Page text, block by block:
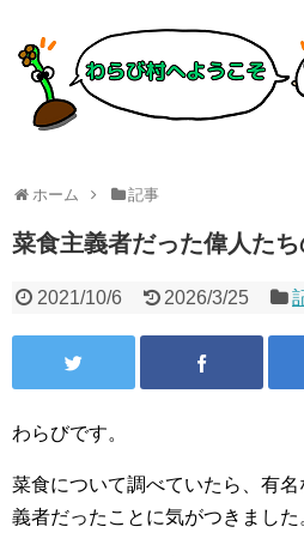
ホーム 記事
菜食主義者だった偉人た
2021/10/6 2026/3/25
わらびです。
菜食について調べていたら、有
義者だったことに気がつきました